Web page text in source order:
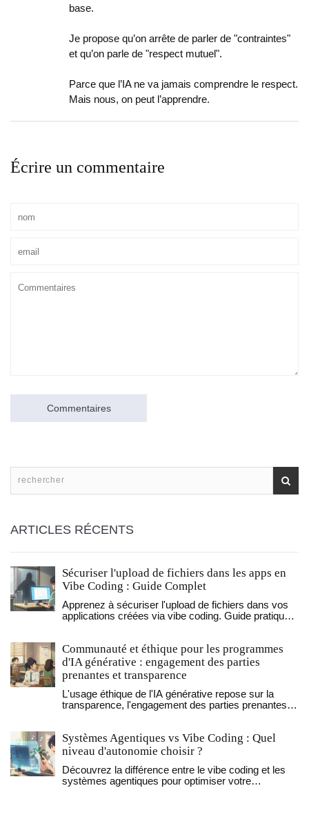
base.
Je propose qu’on arrête de parler de "contraintes"
et qu’on parle de "respect mutuel".
Parce que l’IA ne va jamais comprendre le respect.
Mais nous, on peut l’apprendre.
Écrire un commentaire
Commentaires
ARTICLES RÉCENTS
Sécuriser l'upload de fichiers dans les apps en
Vibe Coding : Guide Complet
Apprenez à sécuriser l'upload de fichiers dans vos
applications créées via vibe coding. Guide pratique
Communauté et éthique pour les programmes
d'IA générative : engagement des parties
prenantes et transparence
L'usage éthique de l'IA générative repose sur la
transparence, l'engagement des parties prenantes et
principes en 2025.
Systèmes Agentiques vs Vibe Coding : Quel
niveau d'autonomie choisir ?
Découvrez la différence entre le vibe coding et les
systèmes agentiques pour optimiser votre